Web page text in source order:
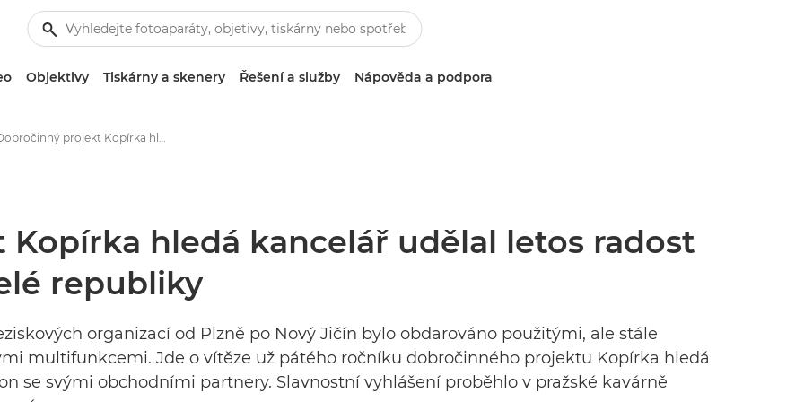
Objektivy Tiskárny a skenery Řešení a služby Nápověda a podpora
Dobročinný projekt Kopírka hledá kancelář udělal letos radost 15 neziskovkám z celé republiky - Tiskové centrum Canon
hledá kancelář udělal letos radost
republiky
organizací od Plzně po Nový Jičín bylo obdarováno použitými, ale stále
multifunkcemi. Jde o vítěze už pátého ročníku dobročinného projektu Kopírka hledá
se svými obchodními partnery. Slavnostní vyhlášení proběhlo v pražské kavárně